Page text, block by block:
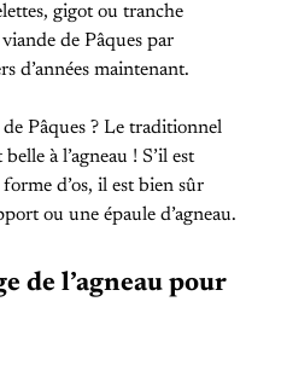
gigot ou tranche
viande de Pâques par
d’années maintenant.
Pâques ? Le traditionnel
à l’agneau ! S’il est
d’os, il est bien sûr
ou une épaule d’agneau.
de l’agneau pour